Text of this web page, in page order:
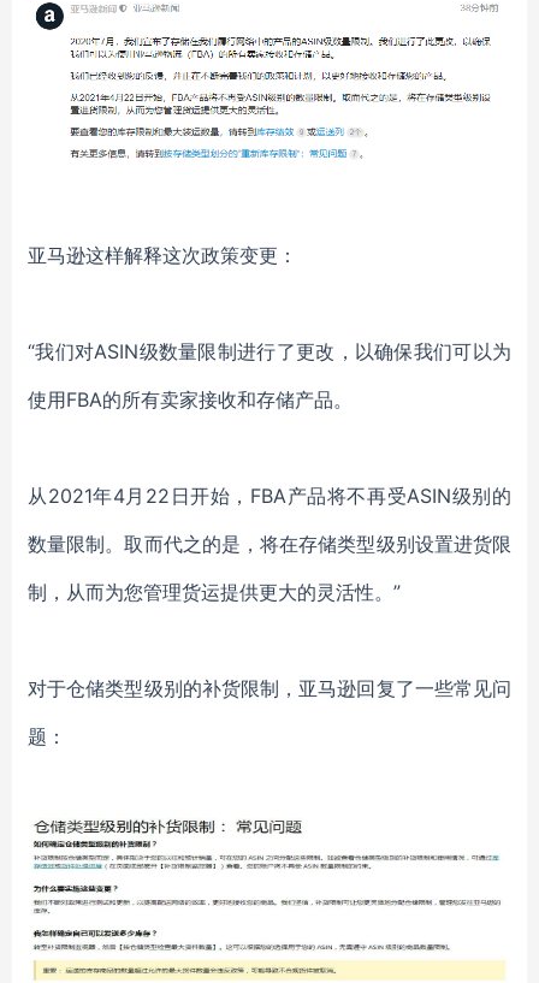
亚马逊这样解释这次政策变更：
“我们对ASIN级数量限制进行了更改，以确保我们可以为
使用FBA的所有卖家接收和存储产品。
从2021年4月22日开始，FBA产品将不再受ASIN级别的
数量限制。取而代之的是，将在存储类型级别设置进货限
制，从而为您管理货运提供更大的灵活性。”
对于仓储类型级别的补货限制，亚马逊回复了一些常见问
题：